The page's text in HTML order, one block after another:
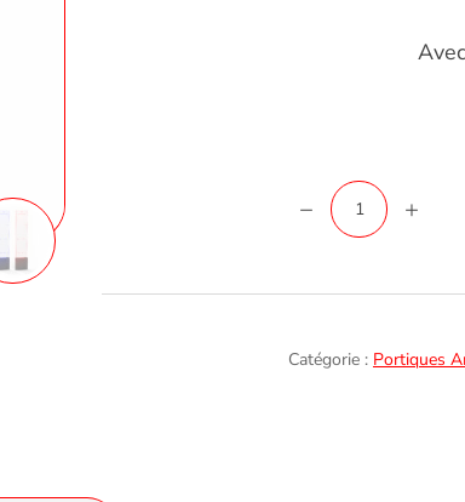
Avec
quantité
RF
Catégorie : Portiques